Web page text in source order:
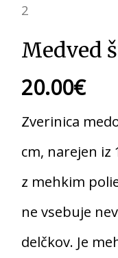
2
Medved
20.00€
Zverinica
cm, narejen iz
z mehkim
ne vsebuje
delčkov. Je